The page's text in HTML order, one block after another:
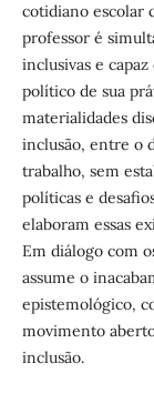
cotidiano escolar
professor é
inclusivas e
político de sua
materialidades
inclusão, entre o
trabalho, sem
políticas e
elaboram essas
Em diálogo com
assume o
epistemológico,
movimento
inclusão.